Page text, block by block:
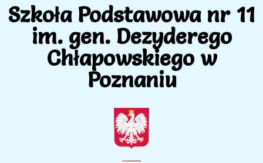
Szkoła Podstawowa nr 11
im. gen. Dezyderego
Chłapowskiego w
Poznaniu